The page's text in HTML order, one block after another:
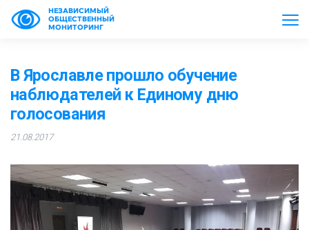
НЕЗАВИСИМЫЙ
ОБЩЕСТВЕННЫЙ
МОНИТОРИНГ
В Ярославле прошло обучение
наблюдателей к Единому дню
голосования
21.08.2017